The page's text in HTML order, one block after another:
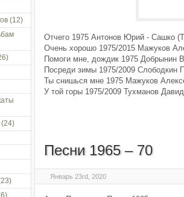
Отчего 1975 Антонов Юрий - Сашко
Очень хорошо 1975/2015 Мажуков
Помоги мне, дождик 1975 Добрынин
Посреди зимы 1975/2009 Слободкин
Ты снишься мне 1975 Мажуков
У той горы 1975/2009 Тухманов
Песни 1965 – 70
Январь 23rd, 2020
(12)
(24)